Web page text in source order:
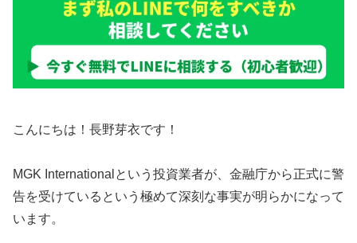
こんにちは！長野芽衣です！
MGK Internationalという投資業者が、金融庁から正式に警
告を受けているという極めて深刻な事実が明らかになって
います。